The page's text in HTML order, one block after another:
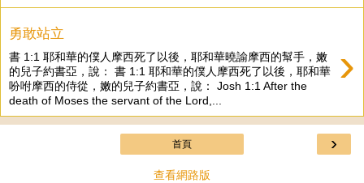
勇敢站立
›
書 1:1 耶和華的僕人摩西死了以後，耶和華曉諭摩西的幫手，嫩
的兒子約書亞，說： 書 1:1 耶和華的僕人摩西死了以後，耶和華
吩咐摩西的侍從，嫩的兒子約書亞，說： Josh 1:1 After the
death of Moses the servant of the Lord,...
›
首頁
查看網路版